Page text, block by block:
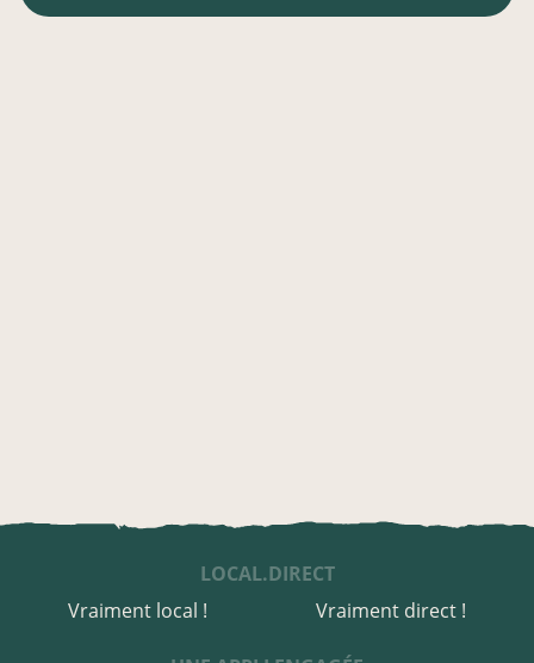
LOCAL.DIRECT
Vraiment local !
Vraiment direct !